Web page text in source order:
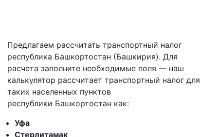
Предлагаем рассчитать транспортный налог
республика Башкортостан (Башкирия). Для
расчета заполните необходимые поля — наш
калькулятор рассчитает транспортный налог для
таких населенных пунктов
республики Башкортостан как:
Уфа
Стерлитамак